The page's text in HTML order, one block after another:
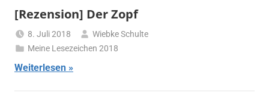
[Rezension] Der Zopf
8. Juli 2018
Wiebke Schulte
Meine Lesezeichen 2018
Weiterlesen